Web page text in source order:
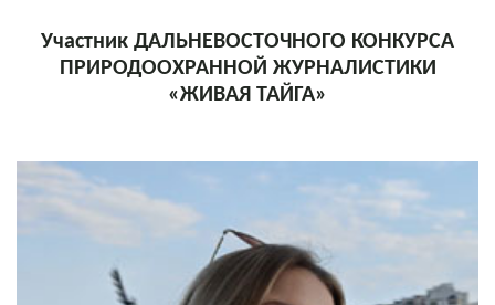
Участник ДАЛЬНЕВОСТОЧНОГО КОНКУРСА
ПРИРОДООХРАННОЙ ЖУРНАЛИСТИКИ
«ЖИВАЯ ТАЙГА»